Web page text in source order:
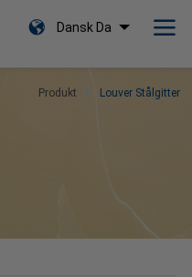
Dansk Da
Produkt Louver Stålgitter